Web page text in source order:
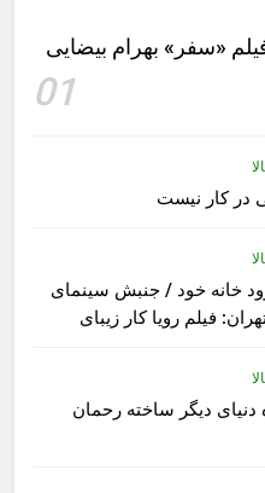
«سفر» بهرام بیضایی
01
در کار نیست
خانه خود / جنبش سینمای
فیلم رویا کار زیبای
دنیای دیگر ساخته رحمان